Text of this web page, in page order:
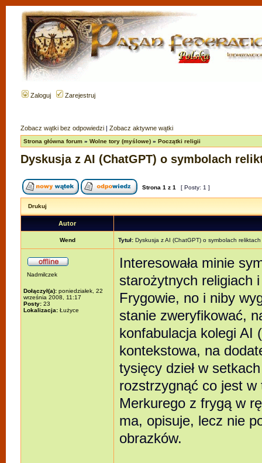
Zaloguj Zarejestruj
Zobacz wątki bez odpowiedzi | Zobacz aktywne wątki
Strona główna forum » Wolne tory (myślowe) » Początki religii
Dyskusja z AI (ChatGPT) o symbolach
Strona 1 z 1 [ Posty: 1 ]
Drukuj
Autor
Wend Tytuł: Dyskusja z AI (ChatGPT) o symbolach reliktach
Nadmilczek
Dołączył(a): poniedziałek, 22
września 2008, 11:17
Posty: 23
Lokalizacja: Łużyce
Interesowała minie
starożytnych religiach
Frygowie, no i niby
stanie zweryfikować,
konfabulacja kolegi AI
kontekstowa, na
tysięcy dzieł w
rozstrzygnąć co jest
Merkurego z frygą w
ma, opisuje, lecz nie
obrazków.